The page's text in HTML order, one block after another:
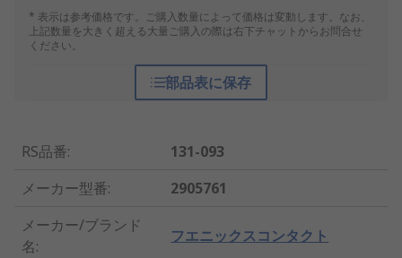
* 表示は参考価格です。ご購入数量によって価格は変動します。なお、
上記数量を大きく超える大量ご購入の際は右下チャットからお問合せ
ください。
部品表に保存
RS品番:
131-093
メーカー型番:
2905761
メーカー/ブランド
名:
フエニックスコンタクト